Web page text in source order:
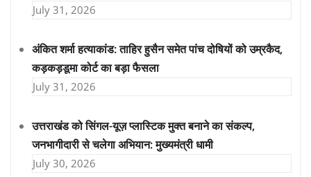
July 31, 2026
अंकित शर्मा हत्याकांड: ताहिर हुसैन समेत पांच दोषियों को उम्रकैद,
कड़कड़डूमा कोर्ट का बड़ा फैसला
July 31, 2026
उत्तराखंड को सिंगल-यूज़ प्लास्टिक मुक्त बनाने का संकल्प,
जनभागीदारी से चलेगा अभियान: मुख्यमंत्री धामी
July 30, 2026